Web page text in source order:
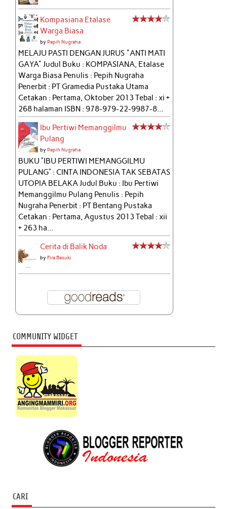
Kompasiana Etalase
Warga Biasa
byPepih Nugraha
MELAJU PASTI DENGAN JURUS "ANTI MATI
GAYA" Judul Buku : KOMPASIANA, Etalase
Warga Biasa Penulis : Pepih Nugraha
Penerbit : PT Gramedia Pustaka Utama
Cetakan : Pertama, Oktober 2013 Tebal : xi +
268 halaman ISBN : 978-979-22-9987-8...
Ibu Pertiwi Memanggilmu
Pulang
byPepih Nugraha
BUKU “IBU PERTIWI MEMANGGILMU
PULANG” : CINTA INDONESIA TAK SEBATAS
UTOPIA BELAKA Judul Buku : Ibu Pertiwi
Memanggilmu Pulang Penulis : Pepih
Nugraha Penerbit : PT Bentang Pustaka
Cetakan : Pertama, Agustus 2013 Tebal : xii
+ 263 ha...
Cerita di Balik Noda
byFira Basuki
COMMUNITY WIDGET
CARI